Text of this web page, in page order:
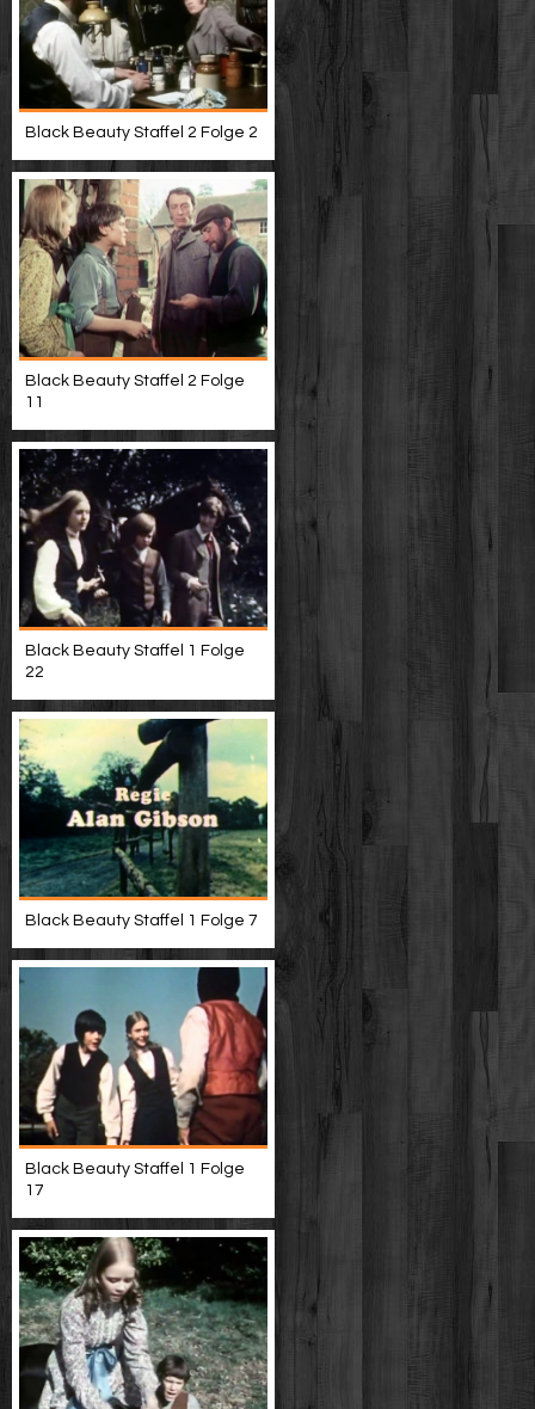
Black Beauty Staffel 2 Folge 2
Black Beauty Staffel 2 Folge
11
Black Beauty Staffel 1 Folge
22
Black Beauty Staffel 1 Folge 7
Black Beauty Staffel 1 Folge
17